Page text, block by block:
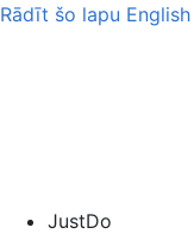
Rādīt šo lapu English
JustDo